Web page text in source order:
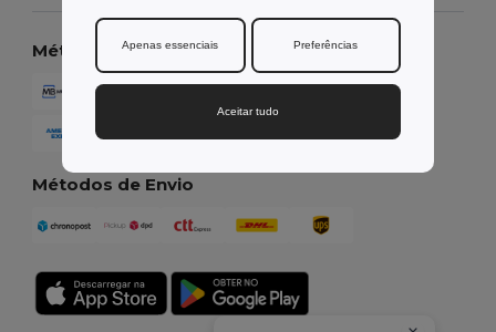
Métodos de Pagamento
Métodos de Envio
Apenas essenciais Preferências
Aceitar tudo